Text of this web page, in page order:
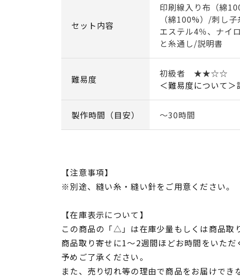
セット内容
印刷線入り布（綿
（綿100%）/刺し
エステル4％、ナイ
と糸通し/説明書
難易度
初級者 ★★☆☆
＜難易度について＞
製作時間（目安） ～30時間
【注意事項】
※別途、縫い糸・縫い針をご用意ください。
【在庫表示について】
この商品の「△」は在庫少量もしくは商品取
商品取り寄せに1～2週間ほどお時間をいた
予めご了承ください。
また、売り切れ等の理由で商品をお届けでき